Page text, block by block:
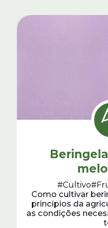
#Cultivo
Como cultivar
princípios da
as condições